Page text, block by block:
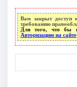
Вам закрыт доступ
требованию
Для того, что бы
Авторизацию на сайте